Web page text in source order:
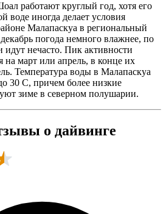
работают круглый год, хотя его
воде иногда делает условия
Малапаскуа в региональный
погода немного влажнее, по
нечасто. Пик активности
на март или апрель, в конце их
Температура воды в Малапаскуа
30 С, причем более низкие
зиме в северном полушарии.
о дайвинге